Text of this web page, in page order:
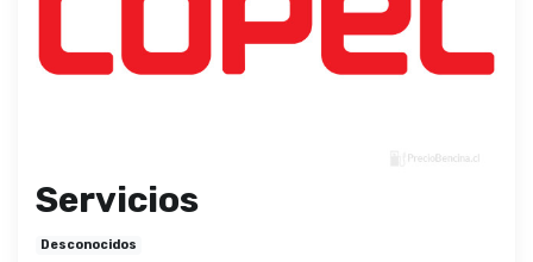
Servicios
Desconocidos